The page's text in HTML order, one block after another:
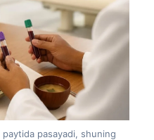
paytida pasayadi, shuning